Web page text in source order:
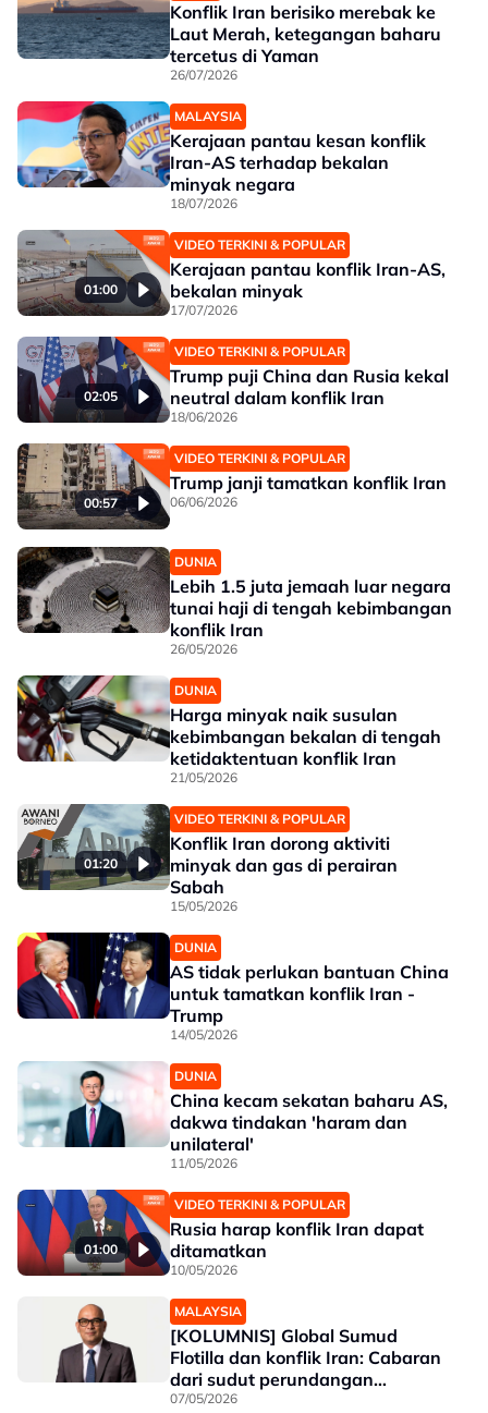
Konflik Iran berisiko merebak ke
Laut Merah, ketegangan baharu
tercetus di Yaman
26/07/2026
MALAYSIA
Kerajaan pantau kesan konflik
Iran-AS terhadap bekalan
minyak negara
18/07/2026
01:00
VIDEO TERKINI & POPULAR
Kerajaan pantau konflik Iran-AS,
bekalan minyak
17/07/2026
02:05
VIDEO TERKINI & POPULAR
Trump puji China dan Rusia kekal
neutral dalam konflik Iran
18/06/2026
00:57
VIDEO TERKINI & POPULAR
Trump janji tamatkan konflik Iran
06/06/2026
DUNIA
Lebih 1.5 juta jemaah luar negara
tunai haji di tengah kebimbangan
konflik Iran
26/05/2026
DUNIA
Harga minyak naik susulan
kebimbangan bekalan di tengah
ketidaktentuan konflik Iran
21/05/2026
01:20
VIDEO TERKINI & POPULAR
Konflik Iran dorong aktiviti
minyak dan gas di perairan
Sabah
15/05/2026
DUNIA
AS tidak perlukan bantuan China
untuk tamatkan konflik Iran -
Trump
14/05/2026
DUNIA
China kecam sekatan baharu AS,
dakwa tindakan 'haram dan
unilateral'
11/05/2026
01:00
VIDEO TERKINI & POPULAR
Rusia harap konflik Iran dapat
ditamatkan
10/05/2026
MALAYSIA
[KOLUMNIS] Global Sumud
Flotilla dan konflik Iran: Cabaran
dari sudut perundangan
antarabangsa
07/05/2026